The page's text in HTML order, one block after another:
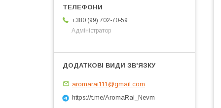
+380 (99) 702-70-59
Адміністратор
aromarai111@gmail.com
https://t.me/AromaRai_Nevm